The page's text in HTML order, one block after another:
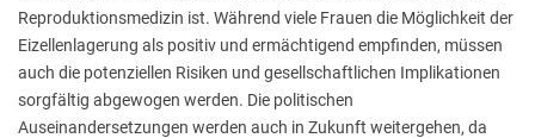
Reproduktionsmedizin ist. Während viele Frauen die Möglichkeit der
Eizellenlagerung als positiv und ermächtigend empfinden, müssen
auch die potenziellen Risiken und gesellschaftlichen Implikationen
sorgfältig abgewogen werden. Die politischen
Auseinandersetzungen werden auch in Zukunft weitergehen, da